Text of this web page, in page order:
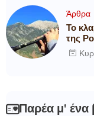
Άρθρα
Το
της
Παρέα μ' ένα